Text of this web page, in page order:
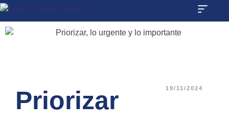
Priorizar 19/11/2024